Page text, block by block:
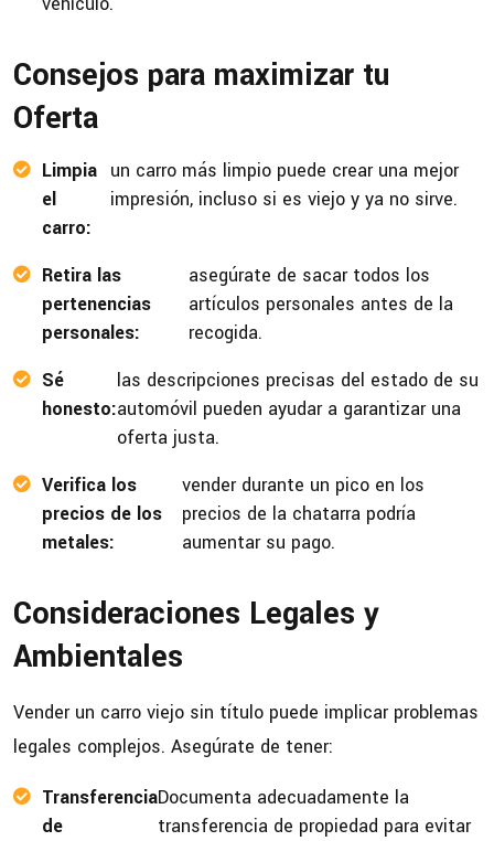
Consejos para maximizar tu
Oferta
Limpia
el
carro:
un carro más limpio puede crear una mejor
impresión, incluso si es viejo y ya no sirve.
Retira las
pertenencias
personales:
asegúrate de sacar todos los
artículos personales antes de la
recogida.
Sé
honesto:
las descripciones precisas del estado de su
automóvil pueden ayudar a garantizar una
oferta justa.
Verifica los
precios de los
metales:
vender durante un pico en los
precios de la chatarra podría
aumentar su pago.
Consideraciones Legales y
Ambientales
Vender un carro viejo sin título puede implicar problemas
legales complejos. Asegúrate de tener:
Transferencia
de
Documenta adecuadamente la
transferencia de propiedad para evitar